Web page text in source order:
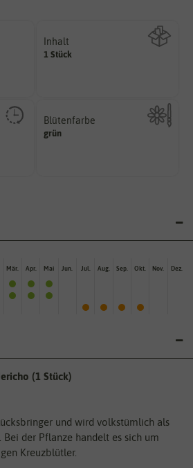
Inhalt
1 StückWie viel ist enthalten
Blütenfarbe
grün
Kann auch mehrfarbig sein.
Mär. Apr. Mai Jun. Jul. Aug. Sep. Okt. Nov. Dez.
(1 Stück)
und wird volkstümlich als
der Pflanze handelt es sich um
Kreuzblütler.